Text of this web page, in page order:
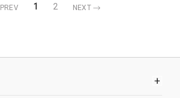
PREV 1 2 NEXT
+